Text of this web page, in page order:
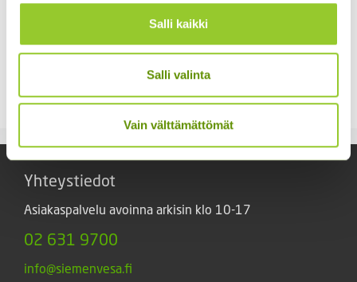
Salli kaikki
Salli valinta
Vain välttämättömät
Kääpiöauringonkukka
3,60€ Sisältää arvonlisäveron
Kiinanasteri Matador
3,80
Yhteystiedot
Asiakaspalvelu avoinna arkisin klo 10-17
02 631 9700
info@siemenvesa.fi